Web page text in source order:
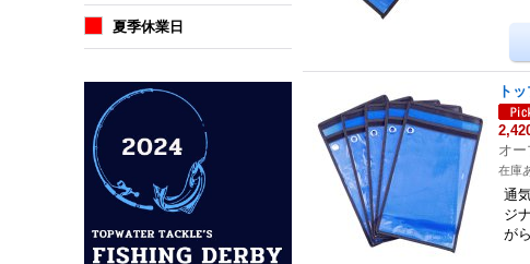
夏季休業日
ト
オ
在庫
通
ジ
が